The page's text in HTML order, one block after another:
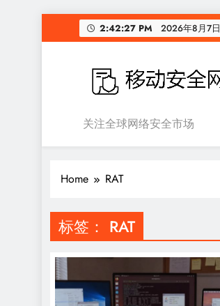
to
2:42:28 PM 2026年8月7日
移动安全网
关注全球网络安全市场
Home RAT
标签： RAT